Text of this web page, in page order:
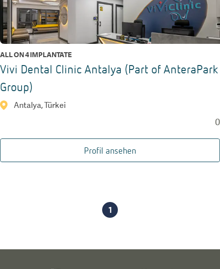
ALL ON 4 IMPLANTATE
Vivi Dental Clinic Antalya (Part of AnteraPark
Group)
Antalya, Türkei
0
Profil ansehen
1